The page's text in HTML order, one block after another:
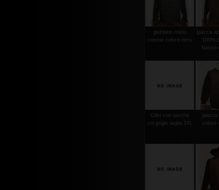
giubbino misto
cotone colore nero
giacca
100%
basso
Gilet con tasche
col.grigio taglia 3XL
colore